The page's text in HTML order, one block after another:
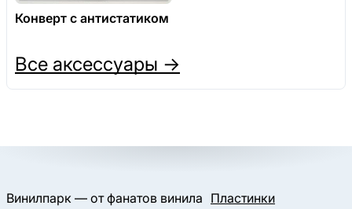
Конверт с антистатиком
Все аксессуары →
Винилпарк — от фанатов винила Пластинки